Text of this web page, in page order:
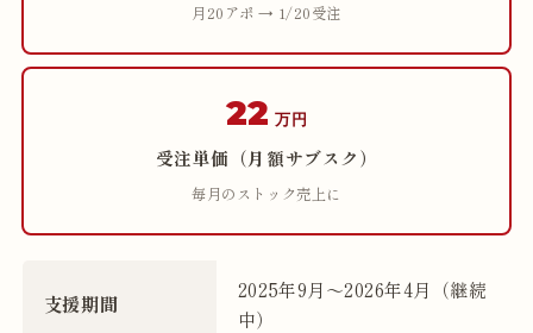
月20アポ → 1/20受注
22 万円
受注単価（月額サブスク）
毎月のストック売上に
支援期間
2025年9月〜2026年4月（継続
中）